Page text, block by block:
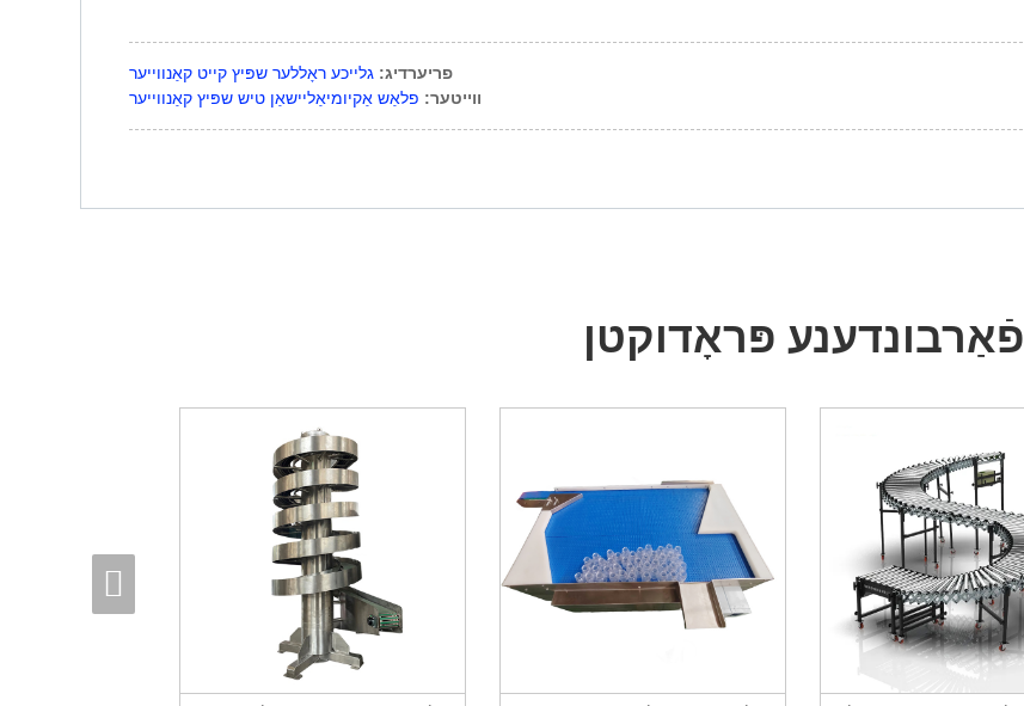
פריערדיג: גלייכע ראָללער שפּיץ קייט קאַנווייער
ווייטער: פלאַש אַקיומיאַליישאַן טיש שפּיץ קאַנווייער
פֿאַרבונדענע פּראָדוקטן